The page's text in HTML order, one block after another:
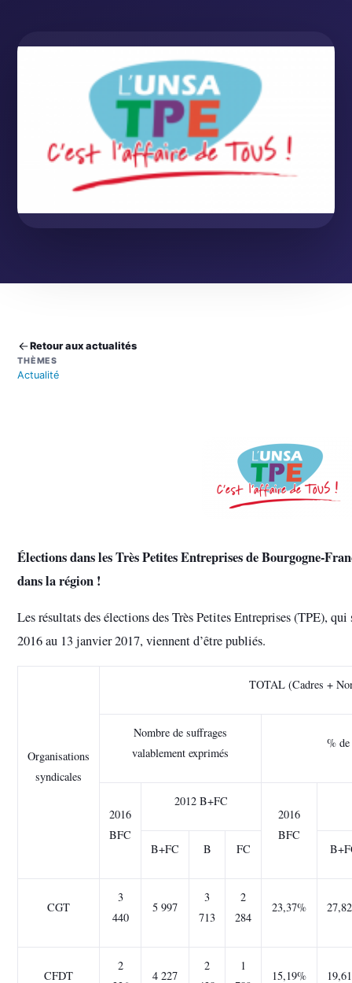
Retour aux actualités
THÈMES
Actualité
Élections dans les Très Petites Entreprises de Bourgogne-
dans la région !
Les résultats des élections des Très Petites Entreprises (TPE), qui
2016 au 13 janvier 2017, viennent d’être publiés.
Organisations
syndicales
TOTAL (Cadres +
Nombre de suffrages
valablement exprimés
%
2016
BFC
2012 B+FC
2016
BFC
B+FC
B FC
CGT
3
440
5 997
3
713
2
284
23,37%
CFDT
2
4 227
2
1
15,19%